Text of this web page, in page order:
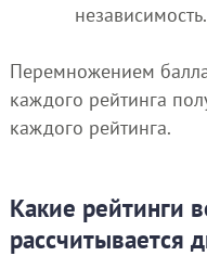
независимость.
Перемножением
каждого рейтинга
каждого рейтинга.
Какие рейтинги
рассчитывается